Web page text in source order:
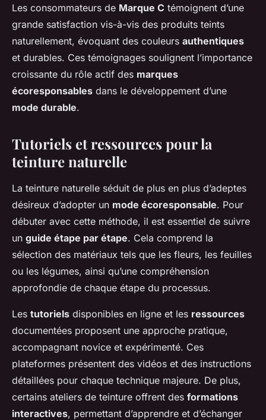
Les consommateurs de Marque C témoignent d’une
grande satisfaction vis-à-vis des produits teints
naturellement, évoquant des couleurs authentiques
et durables. Ces témoignages soulignent l’importance
croissante du rôle actif des marques
écoresponsables dans le développement d’une
mode durable.
Tutoriels et ressources pour la
teinture naturelle
La teinture naturelle séduit de plus en plus d’adeptes
désireux d’adopter un mode écoresponsable. Pour
débuter avec cette méthode, il est essentiel de suivre
un guide étape par étape. Cela comprend la
sélection des matériaux tels que les fleurs, les feuilles
ou les légumes, ainsi qu’une compréhension
approfondie de chaque étape du processus.
Les tutoriels disponibles en ligne et les ressources
documentées proposent une approche pratique,
accompagnant novice et expérimenté. Ces
plateformes présentent des vidéos et des instructions
détaillées pour chaque technique majeure. De plus,
certains ateliers de teinture offrent des formations
interactives, permettant d’apprendre et d’échanger